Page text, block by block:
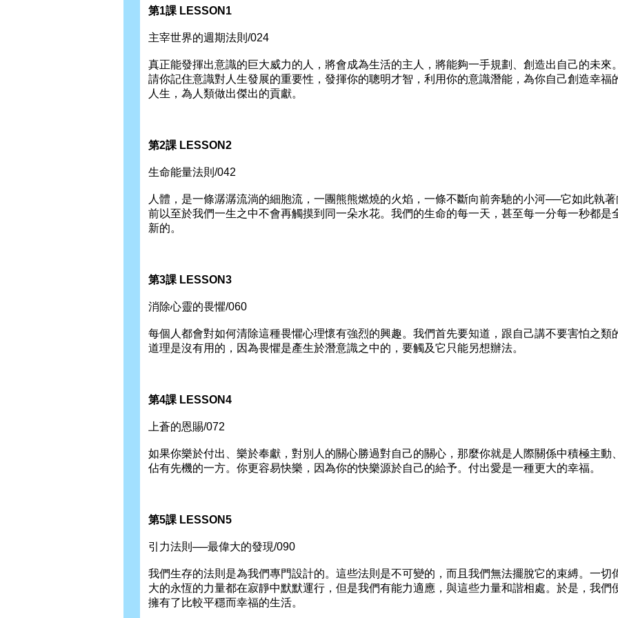
第1課 LESSON1
主宰世界的週期法則/024
真正能發揮出意識的巨大威力的人，將會成為生活的主人，將能夠一手規劃、創造出自己的未來。
請你記住意識對人生發展的重要性，發揮你的聰明才智，利用你的意識潛能，為你自己創造幸福
人生，為人類做出傑出的貢獻。
第2課 LESSON2
生命能量法則/042
人體，是一條潺潺流淌的細胞流，一團熊熊燃燒的火焰，一條不斷向前奔馳的小河──它如此執著
前以至於我們一生之中不會再觸摸到同一朵水花。我們的生命的每一天，甚至每一分每一秒都是
新的。
第3課 LESSON3
消除心靈的畏懼/060
每個人都會對如何清除這種畏懼心理懷有強烈的興趣。我們首先要知道，跟自己講不要害怕之類
道理是沒有用的，因為畏懼是產生於潛意識之中的，要觸及它只能另想辦法。
第4課 LESSON4
上蒼的恩賜/072
如果你樂於付出、樂於奉獻，對別人的關心勝過對自己的關心，那麼你就是人際關係中積極主動、
佔有先機的一方。你更容易快樂，因為你的快樂源於自己的給予。付出愛是一種更大的幸福。
第5課 LESSON5
引力法則──最偉大的發現/090
我們生存的法則是為我們專門設計的。這些法則是不可變的，而且我們無法擺脫它的束縛。一切
大的永恆的力量都在寂靜中默默運行，但是我們有能力適應，與這些力量和諧相處。於是，我們
擁有了比較平穩而幸福的生活。